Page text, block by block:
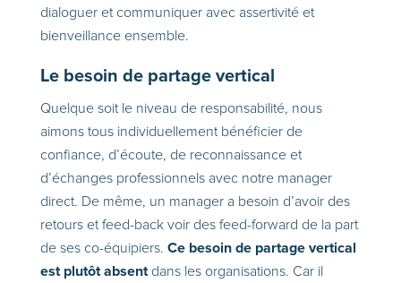
dialoguer et communiquer avec assertivité et
bienveillance ensemble.
Le besoin de partage vertical
Quelque soit le niveau de responsabilité, nous
aimons tous individuellement bénéficier de
confiance, d’écoute, de reconnaissance et
d’échanges professionnels avec notre manager
direct. De même, un manager a besoin d’avoir des
retours et feed-back voir des feed-forward de la part
de ses co-équipiers. Ce besoin de partage vertical
est plutôt absent dans les organisations. Car il